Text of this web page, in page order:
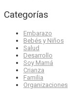
Categorías
Embarazo
Bebés y Niños
Salud
Desarrollo
Soy Mamá
Crianza
Familia
Organizaciones